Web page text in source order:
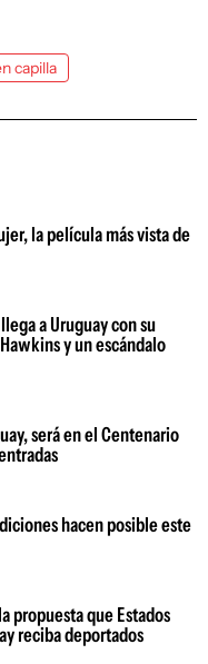
capilla
la película más vista de
a Uruguay con su
y un escándalo
será en el Centenario
hacen posible este
propuesta que Estados
reciba deportados